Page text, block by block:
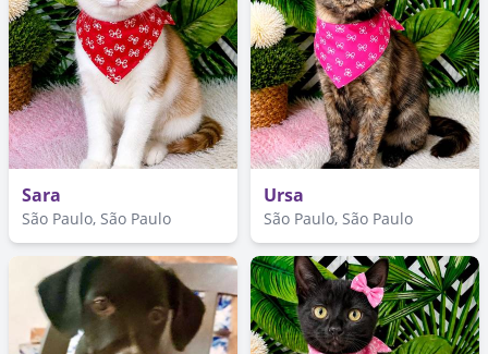
Sara
São Paulo, São Paulo
Ursa
São Paulo, São Paulo